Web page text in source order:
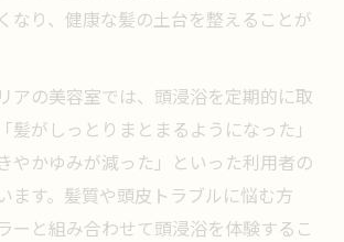
なり、健康な髪の土台を整えることが
アの美容室では、頭浸浴を定期的に取
髪がしっとりまとまるようになった」
やかゆみが減った」といった利用者の
ます。髪質や頭皮トラブルに悩む方
ーと組み合わせて頭浸浴を体験するこ